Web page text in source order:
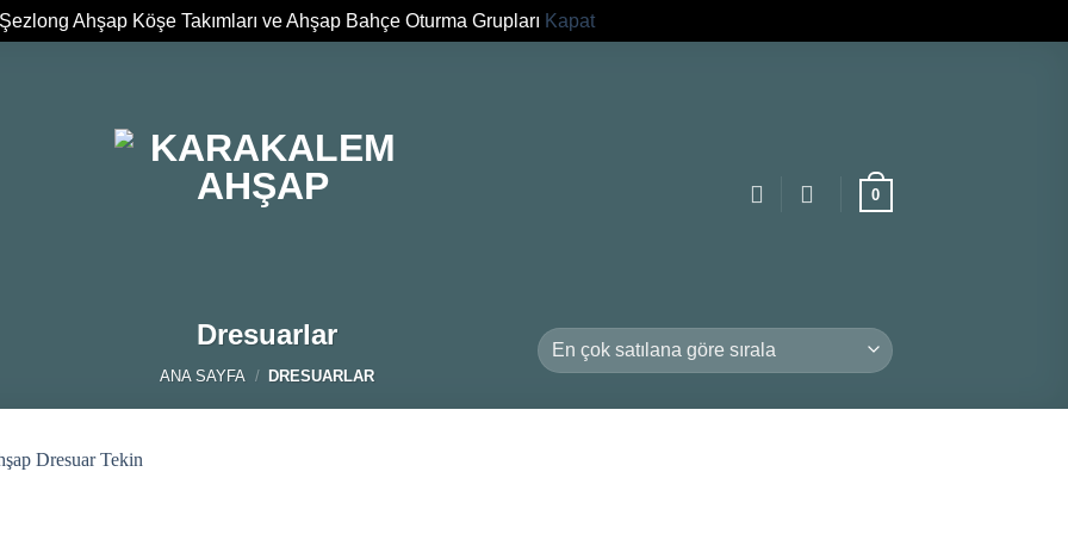
Ahşap Köşe Takımları ve Ahşap Bahçe Oturma Grupları Kapat
0
Dresuarlar
ANA SAYFA / DRESUARLAR